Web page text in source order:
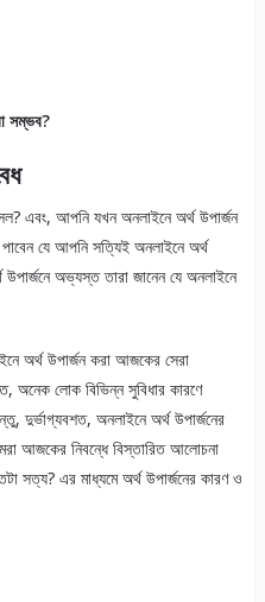
সম্ভব?
এবং, আপনি যখন অনলাইনে অর্থ উপার্জন
যে আপনি সত্যিই অনলাইনে অর্থ
উপার্জনে অভ্যস্ত তারা জানেন যে অনলাইনে
অর্থ উপার্জন করা আজকের সেরা
অনেক লোক বিভিন্ন সুবিধার কারণে
দুর্ভাগ্যবশত, অনলাইনে অর্থ উপার্জনের
আজকের নিবন্ধে বিস্তারিত আলোচনা
সত্য? এর মাধ্যমে অর্থ উপার্জনের কারণ ও